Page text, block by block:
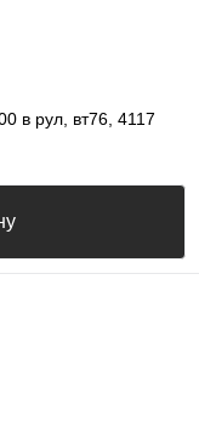
в рул, вт76, 4117